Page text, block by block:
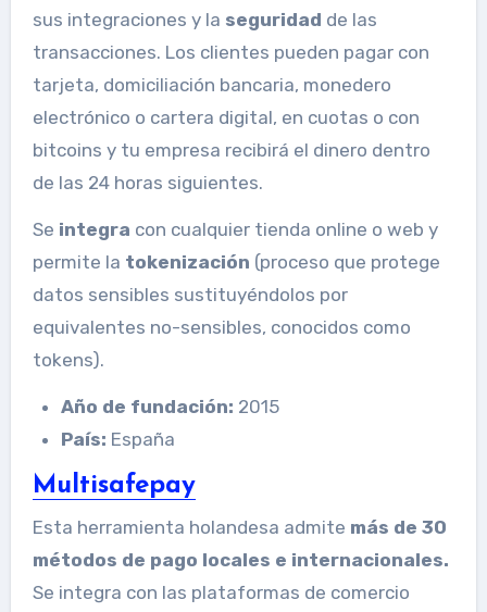
sus integraciones y la seguridad de las
transacciones. Los clientes pueden pagar con
tarjeta, domiciliación bancaria, monedero
electrónico o cartera digital, en cuotas o con
bitcoins y tu empresa recibirá el dinero dentro
de las 24 horas siguientes.
Se integra con cualquier tienda online o web y
permite la tokenización (proceso que protege
datos sensibles sustituyéndolos por
equivalentes no-sensibles, conocidos como
tokens).
Año de fundación: 2015
País: España
Multisafepay
Esta herramienta holandesa admite más de 30
métodos de pago locales e internacionales.
Se integra con las plataformas de comercio